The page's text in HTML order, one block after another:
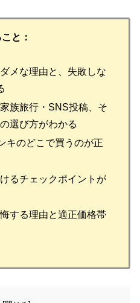
と：
メな理由と、失敗しな
族旅行・SNS投稿、そ
選び方がわかる
キのどこで買うのが正
るチェックポイントが
する理由と適正価格帯